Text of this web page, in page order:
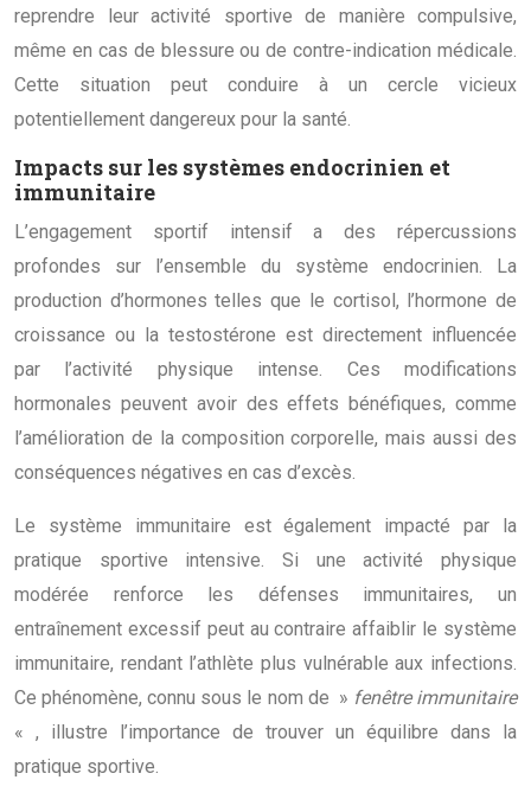
reprendre leur activité sportive de manière compulsive,
même en cas de blessure ou de contre-indication médicale.
Cette situation peut conduire à un cercle vicieux
potentiellement dangereux pour la santé.
Impacts sur les systèmes endocrinien et
immunitaire
L’engagement sportif intensif a des répercussions
profondes sur l’ensemble du système endocrinien. La
production d’hormones telles que le cortisol, l’hormone de
croissance ou la testostérone est directement influencée
par l’activité physique intense. Ces modifications
hormonales peuvent avoir des effets bénéfiques, comme
l’amélioration de la composition corporelle, mais aussi des
conséquences négatives en cas d’excès.
Le système immunitaire est également impacté par la
pratique sportive intensive. Si une activité physique
modérée renforce les défenses immunitaires, un
entraînement excessif peut au contraire affaiblir le système
immunitaire, rendant l’athlète plus vulnérable aux infections.
Ce phénomène, connu sous le nom de » fenêtre immunitaire
« , illustre l’importance de trouver un équilibre dans la
pratique sportive.